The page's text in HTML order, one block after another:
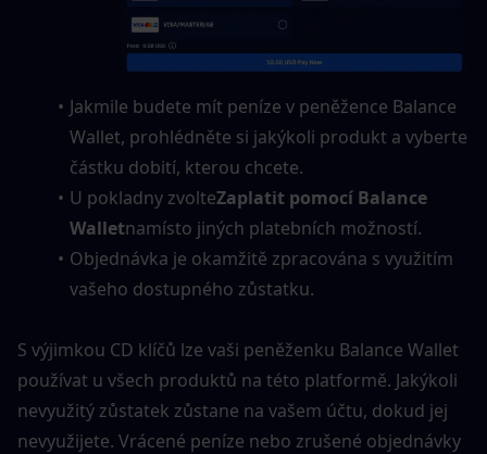
Jakmile budete mít peníze v peněžence Balance
Wallet, prohlédněte si jakýkoli produkt a vyberte
částku dobití, kterou chcete.
U pokladny zvolteZaplatit pomocí Balance
Walletnamísto jiných platebních možností.
Objednávka je okamžitě zpracována s využitím
vašeho dostupného zůstatku.
S výjimkou CD klíčů lze vaši peněženku Balance Wallet
používat u všech produktů na této platformě. Jakýkoli
nevyužitý zůstatek zůstane na vašem účtu, dokud jej
nevyužijete. Vrácené peníze nebo zrušené objednávky